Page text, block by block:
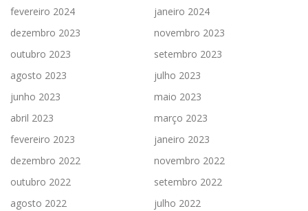
fevereiro 2024
janeiro 2024
dezembro 2023
novembro 2023
outubro 2023
setembro 2023
agosto 2023
julho 2023
junho 2023
maio 2023
abril 2023
março 2023
fevereiro 2023
janeiro 2023
dezembro 2022
novembro 2022
outubro 2022
setembro 2022
agosto 2022
julho 2022